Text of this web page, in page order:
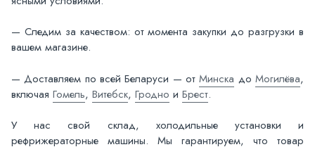
— Следим за качеством: от момента закупки до разгрузки в
вашем магазине.
— Доставляем по всей Беларуси — отМинска доМогилёва,
включая Гомель, Витебск, Гродно и Брест.
У нас свой склад, холодильные установки и
рефрижераторные машины. Мы гарантируем, что товар